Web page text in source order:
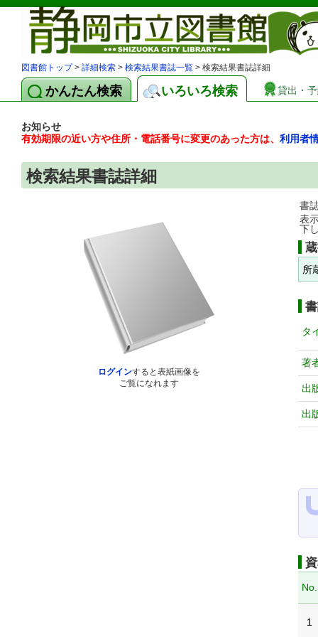
図書館トップ> 詳細検索 > 検索結果書誌一覧 > 検索結果書誌詳細
かんたん検索 いろいろ検索 貸出・
お知らせ
有効期限の近い方や住所・電話番号に変更のあった方は、 利用者
検索結果書誌詳細
ログインすると表紙画像を
ご覧になれます
書
表
下
所
タ
著
出
出
No.
1